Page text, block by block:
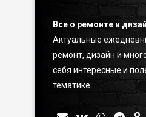
Все о ремонте и
Актуальные
ремонт, дизайн и
себя интересные и
тематике